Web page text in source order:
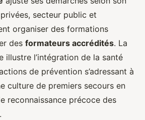
secteur public et
organiser des formations
des formateurs accrédités. La
illustre l’intégration de la santé
de prévention s’adressant à
culture de premiers secours en
reconnaissance précoce des